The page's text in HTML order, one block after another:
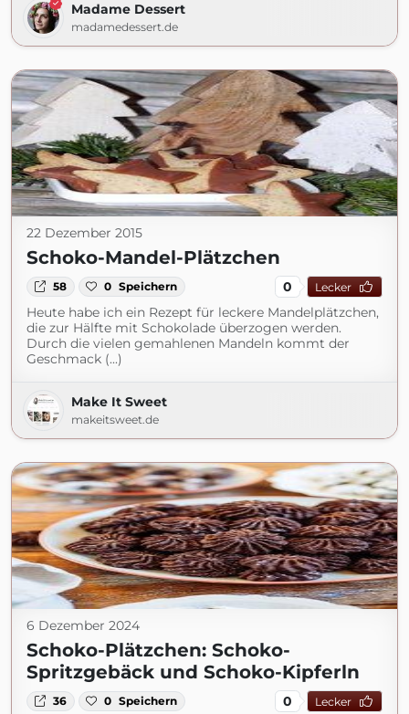
Madame Dessert
madamedessert.de
22 Dezember 2015
Schoko-Mandel-Plätzchen
58 0 Speichern 0 Lecker
Heute habe ich ein Rezept für leckere Mandelplätzchen,
die zur Hälfte mit Schokolade überzogen werden.
Durch die vielen gemahlenen Mandeln kommt der
Geschmack (...)
Make It Sweet
makeitsweet.de
6 Dezember 2024
Schoko-Plätzchen: Schoko-
Spritzgebäck und Schoko-Kipferln
36 0 Speichern 0 Lecker